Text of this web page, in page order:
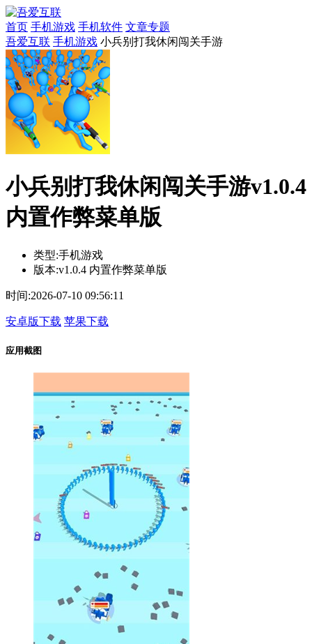
首页 手机游戏 手机软件 文章专题
吾爱互联 手机游戏 小兵别打我休闲闯关手游
小兵别打我休闲闯关手游v1.0.4
内置作弊菜单版
类型:手机游戏
版本:v1.0.4 内置作弊菜单版
时间:2026-07-10 09:56:11
安卓版下载 苹果下载
应用截图